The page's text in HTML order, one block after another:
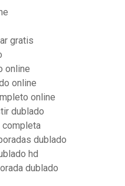
gratis
online
online
online
dublado
completa
dublado
hd
dublado